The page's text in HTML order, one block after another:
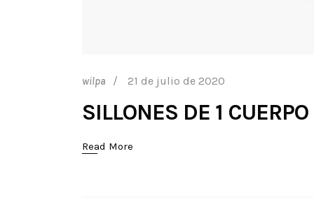
wilpa 21 de julio de 2020
SILLONES DE 1 CUERPO
Read More